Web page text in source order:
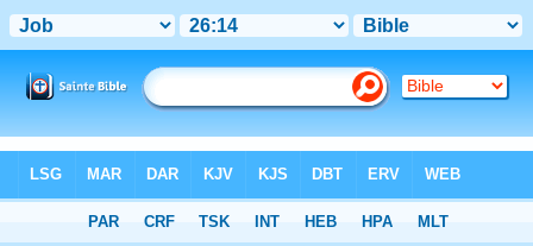
Chapitre 26 > Verset 14